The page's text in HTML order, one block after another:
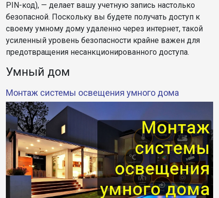
PIN-код), — делает вашу учетную запись настолько
безопасной. Поскольку вы будете получать доступ к
своему умному дому удаленно через интернет, такой
усиленный уровень безопасности крайне важен для
предотвращения несанкционированного доступа.
Умный дом
Монтаж системы освещения умного дома